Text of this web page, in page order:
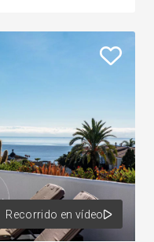
Recorrido en vídeo